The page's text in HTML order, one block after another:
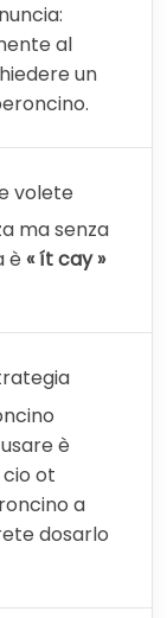
al
un
volete
ma senza
è « ít cay »
è
ot
a
dosarlo